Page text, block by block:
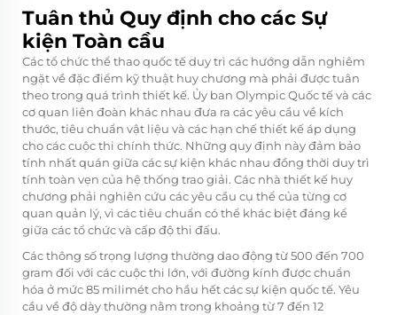
Tuân thủ Quy định cho các Sự
kiện Toàn cầu
Các tổ chức thể thao quốc tế duy trì các hướng dẫn nghiêm
ngặt về đặc điểm kỹ thuật huy chương mà phải được tuân
theo trong quá trình thiết kế. Ủy ban Olympic Quốc tế và các
cơ quan liên đoàn khác nhau đưa ra các yêu cầu về kích
thước, tiêu chuẩn vật liệu và các hạn chế thiết kế áp dụng
cho các cuộc thi chính thức. Những quy định này đảm bảo
tính nhất quán giữa các sự kiện khác nhau đồng thời duy trì
tính toàn vẹn của hệ thống trao giải. Các nhà thiết kế huy
chương phải nghiên cứu các yêu cầu cụ thể của từng cơ
quan quản lý, vì các tiêu chuẩn có thể khác biệt đáng kể
giữa các tổ chức và cấp độ thi đấu.
Các thông số trọng lượng thường dao động từ 500 đến 700
gram đối với các cuộc thi lớn, với đường kính được chuẩn
hóa ở mức 85 milimét cho hầu hết các sự kiện quốc tế. Yêu
cầu về độ dày thường nằm trong khoảng từ 7 đến 12